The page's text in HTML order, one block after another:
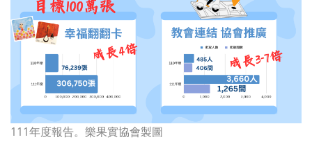
111年度報告。樂果實協會製圖